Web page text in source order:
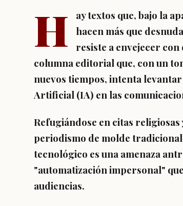
H
ay textos que, bajo la
hacen más que
resiste a envejecer
columna editorial que, con un
nuevos tiempos, intenta
Artificial (IA) en las
Refugiándose en citas
periodismo de molde
tecnológico es una amenaza
"automatización impersonal"
audiencias.